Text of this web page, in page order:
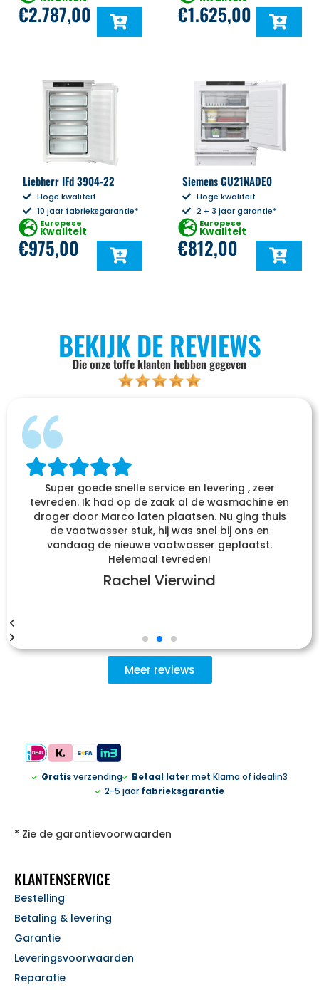
€2.787,00 €1.625,00
Liebherr IFd 3904-22
Hoge kwaliteit
10 jaar fabrieksgarantie*
Europese
Kwaliteit
€975,00
Siemens GU21NADE0
Hoge kwaliteit
2 + 3 jaar garantie*
Europese
Kwaliteit
€812,00
BEKIJK DE REVIEWS
Die onze toffe klanten hebben gegeven
Super goede snelle service en levering , zeer
tevreden. Ik had op de zaak al de wasmachine en
droger door Marco laten plaatsen. Nu ging thuis
de vaatwasser stuk, hij was snel bij ons en
vandaag de nieuwe vaatwasser geplaatst.
Helemaal tevreden!
Rachel Vierwind
Meer reviews
Gratisverzending Betaal later met Klarna of idealin3
2-5 jaar fabrieksgarantie
* Zie de garantievoorwaarden
KLANTENSERVICE
Bestelling
Betaling & levering
Garantie
Leveringsvoorwaarden
Reparatie